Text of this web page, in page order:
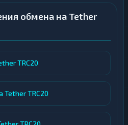
обмена на Tether
TRC20
Tether TRC20